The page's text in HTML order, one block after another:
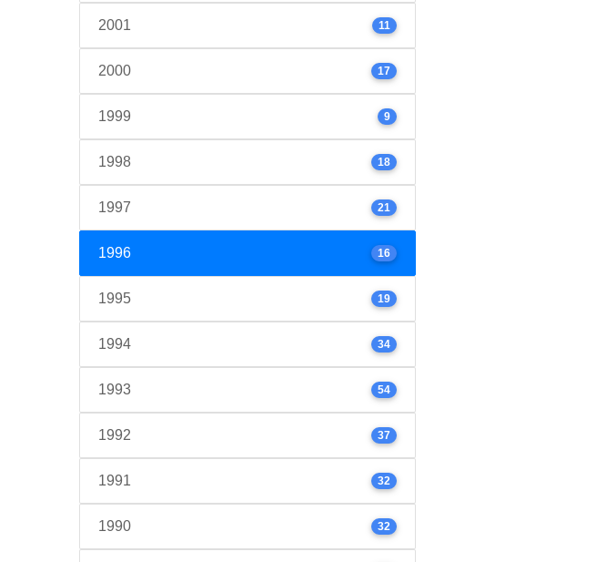
2001 11
2000 17
1999 9
1998 18
1997 21
1996 16
1995 19
1994 34
1993 54
1992 37
1991 32
1990 32